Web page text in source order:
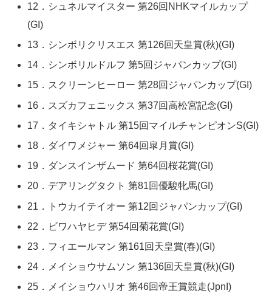
12．シュネルマイスター 第26回NHKマイルカップ
(GI)
13．シンボリクリスエス 第126回天皇賞(秋)(GI)
14．シンボリルドルフ 第5回ジャパンカップ(GI)
15．スクリーンヒーロー 第28回ジャパンカップ(GI)
16．スズカフェニックス 第37回高松宮記念(GI)
17．タイキシャトル 第15回マイルチャンピオンS(GI)
18．ダイワメジャー 第64回皐月賞(GI)
19．ダンスインザムード 第64回桜花賞(GI)
20．デアリングタクト 第81回優駿牝馬(GI)
21．トウカイテイオー 第12回ジャパンカップ(GI)
22．ビワハヤヒデ 第54回菊花賞(GI)
23．フィエールマン 第161回天皇賞(春)(GI)
24．メイショウサムソン 第136回天皇賞(秋)(GI)
25．メイショウハリオ 第46回帝王賞競走(JpnI)